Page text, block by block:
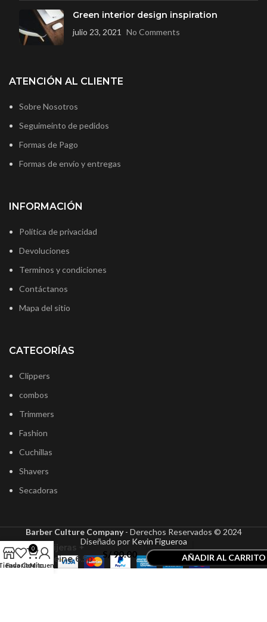
Green interior design inspiration
julio 23, 2021 No Comments
ATENCIÓN AL CLIENTE
Sobre Nosotros
Seguimeinto de pedidos
Formas de Pago
Formas de envío y entregas
INFORMACIÓN
Política de privacidad
Devoluciones
Terminos y condiciones
Contáctanos
Mapa del sitio
CATEGORÍAS
Clippers
combos
Trimmers
Fashion
Cuchillas
Shavers
Secadoras
Barber Culture Company- Derechos Reservados © 2024
Diseñado por Kevin Figueroa
Set X2
Tijeras +
Peine 6.5p
Multicolor
S/90.00
AÑADIR AL CARRITO
Favoritos
0
Carrito
Mi cuenta